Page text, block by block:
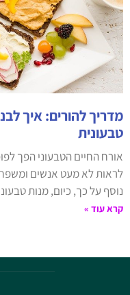
מדריך להורים: איך
טבעונית
אורח החיים הטבעוני הפך
לראות לא מעט אנשים
נוסף על כך, כיום, מנות
קרא עוד »